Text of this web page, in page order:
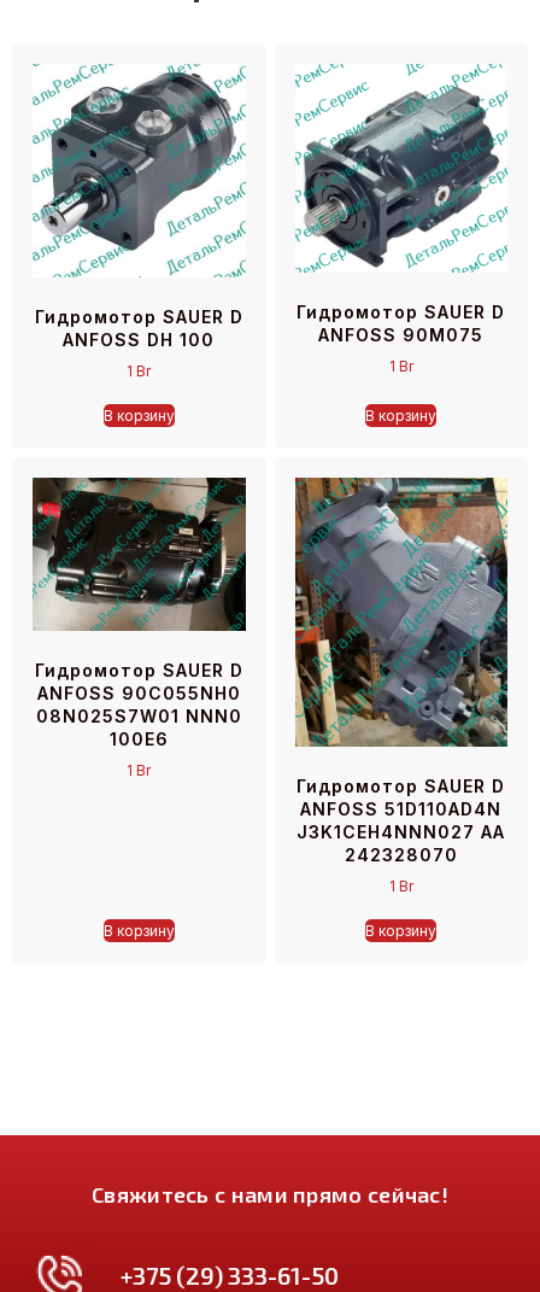
Гидромотор SAUER D
ANFOSS DH 100
1Br
В корзину
Гидромотор SAUER D
ANFOSS 90M075
1 Br
В корзину
Гидромотор SAUER D
ANFOSS 90C055NH0
08N025S7W01 NNN0
100E6
1Br
В корзину
Гидромотор SAUER D
ANFOSS 51D110AD4N
J3K1CEH4NNN027 AA
242328070
1 Br
В корзину
Свяжитесь с нами прямо сейчас!
+375 (29) 333-61-50